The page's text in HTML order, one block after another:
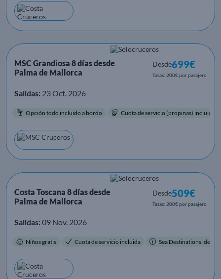
MSC Grandiosa 8 días desde
Palma de Mallorca
Desde699€
Tasas: 200€ por pasajero
Salidas: 23 Oct. 2026
Opción todo incluido a bordo Cuota de servicio (propinas) incluida.
Costa Toscana 8 días desde
Palma de Mallorca
Desde509€
Tasas: 200€ por pasajero
Salidas: 09 Nov. 2026
Niños gratis Cuota de servicio incluida Sea Destinations: